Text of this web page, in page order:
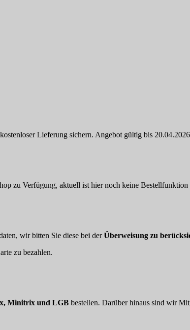
Lieferung sichern. Angebot gültig bis
zu Verfügung, aktuell ist hier noch keine
wir bitten Sie diese bei derÜberweisung zu
zu bezahlen.
Minitrix und LGB bestellen. Darüber hinaus sind wir